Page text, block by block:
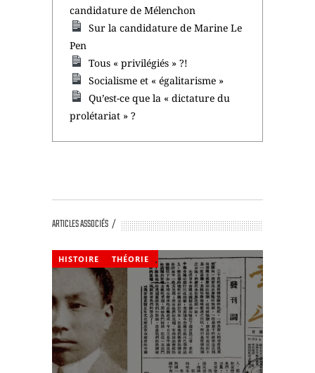
candidature de Mélenchon
Sur la candidature de Marine Le
Pen
Tous « privilégiés » ?!
Socialisme et « égalitarisme »
Qu’est-ce que la « dictature du
prolétariat » ?
ARTICLES ASSOCIÉS
HISTOIRE THÉORIE